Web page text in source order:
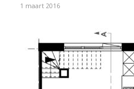
1 maart 2016